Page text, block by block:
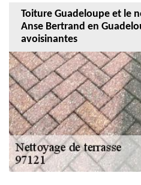
Toiture Guadeloupe et le
Anse Bertrand en
avoisinantes